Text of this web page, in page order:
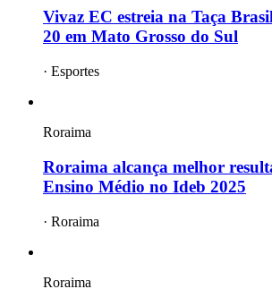
Vivaz EC estreia na Taça
20 em Mato Grosso do Sul
· Esportes
Roraima
Roraima alcança melhor
Ensino Médio no Ideb 2025
· Roraima
Roraima